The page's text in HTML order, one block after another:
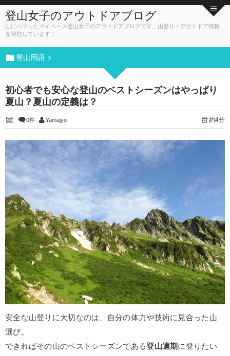
登山女子のアウトドアブログ
山にハマったマイペース登山女子のアウトドアブログです。山登り・アウトドア情報
を発信しています！
登山用語
初心者でも安心な登山のベストシーズンはやっぱり
夏山？夏山の定義は？
0件 Yamajyo 約4分
安全な山登りに大切なのは、自分の体力や技術に見合った山
選び。
できればその山のベストシーズンである登山適期に登りたい